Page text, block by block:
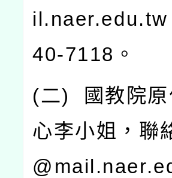
il.naer.edu.tw
40-7118 。
(二)
國教院
心李小姐，聯